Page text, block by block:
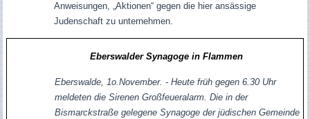
Anweisungen, „Aktionen“ gegen die hier ansässige
Judenschaft zu unternehmen.
Eberswalder Synagoge in Flammen
Eberswalde, 1o.November. - Heute früh gegen 6.30 Uhr
meldeten die Sirenen Großfeueralarm. Die in der
Bismarckstraße gelegene Synagoge der jüdischen Gemeinde